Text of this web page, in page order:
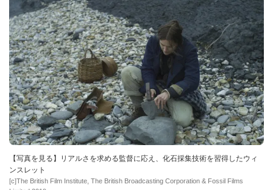
【写真を見る】リアルさを求める監督に応え、化石採集技術を習得したウィ
ンスレット
[c]The British Film Institute, The British Broadcasting Corporation & Fossil Films